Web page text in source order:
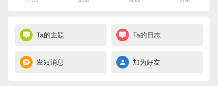
Ta的主题 Ta的日志
发短消息 加为好友